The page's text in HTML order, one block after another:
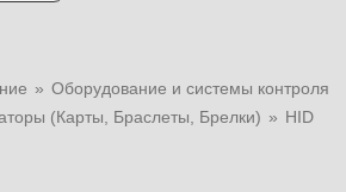
» Оборудование и системы контроля
(Карты, Браслеты, Брелки) » HID